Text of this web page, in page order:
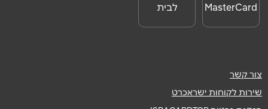
MasterCard
Day
לבית
צור קשר
שירות לקוחות ישראכרט